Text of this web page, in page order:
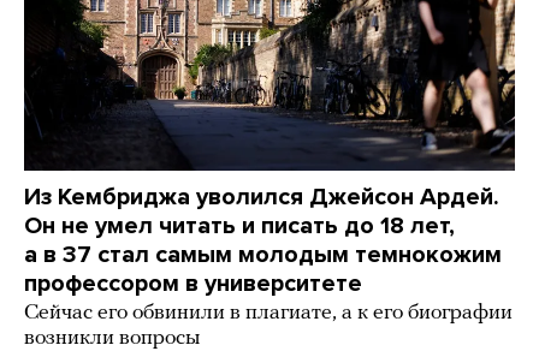
Из Кембриджа уволился Джейсон Ардей.
Он не умел читать и писать до 18 лет,
а в 37 стал самым молодым темнокожим
профессором в университете
Сейчас его обвинили в плагиате, а к его биографии
возникли вопросы